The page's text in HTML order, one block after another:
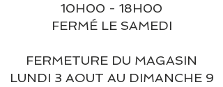
10H00 - 18H00
FERMÉ LE SAMEDI
FERMETURE DU MAGASIN
LUNDI 3 AOUT AU DIMANCHE 9